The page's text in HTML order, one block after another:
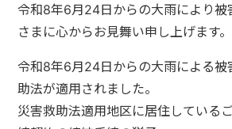
令和8年6月24日からの大雨により被
さまに心からお見舞い申し上げます。
令和8年6月24日からの大雨による被
助法が適用されました。
災害救助法適用地区に居住している